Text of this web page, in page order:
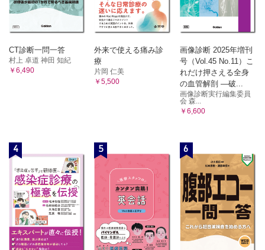
CT診断一問一答
村上 卓道 神田 知紀
￥6,490
外来で使える痛み診
療
片岡 仁美
￥5,500
画像診断 2025年増刊
号（Vol.45 No.11）こ
れだけ押さえる全身
の血管解剖 ―破...
画像診断実行編集委員
会 森...
￥6,600
4 5 6